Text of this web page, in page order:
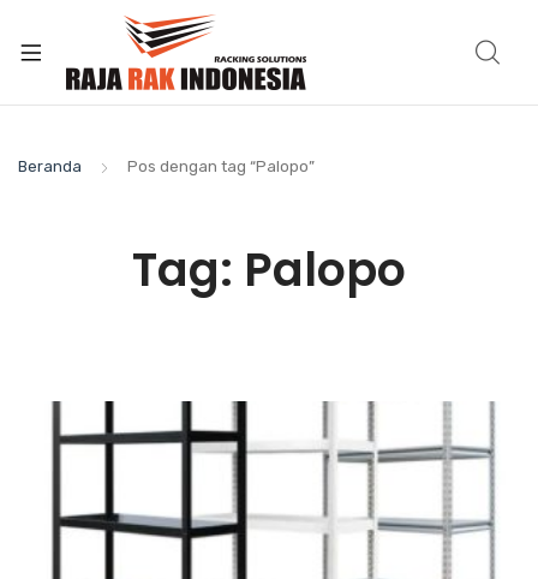
Beranda Pos dengan tag “Palopo”
Tag: Palopo